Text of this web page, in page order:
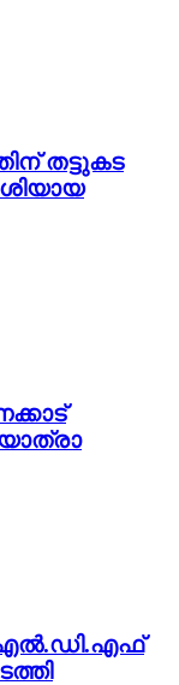
തട്ടുകട
എൽ.ഡി.എഫ്